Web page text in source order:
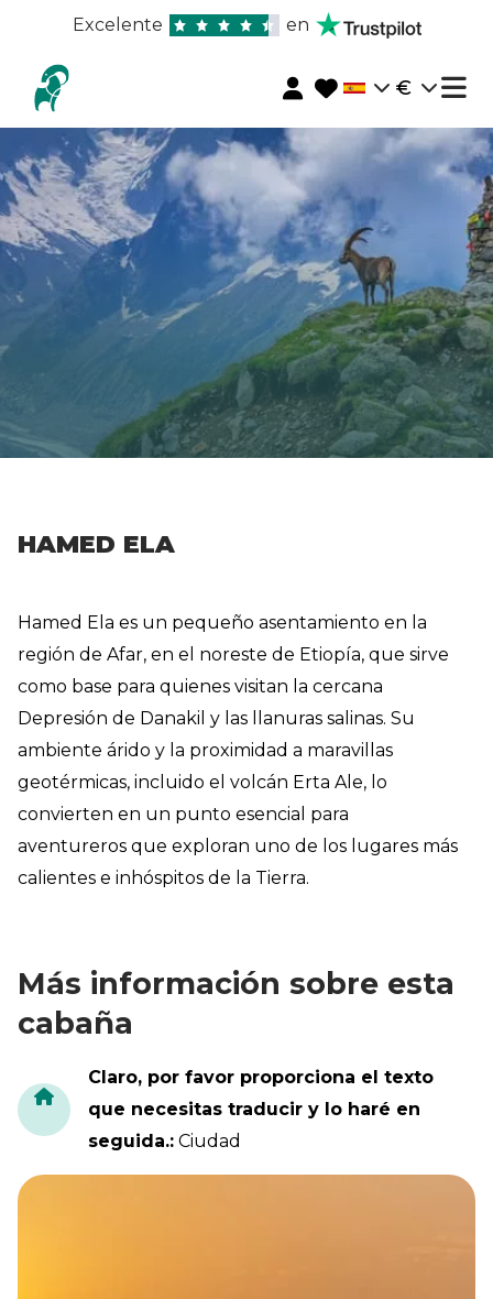
Excelente en
€
HAMED ELA
Hamed Ela es un pequeño asentamiento en la
región de Afar, en el noreste de Etiopía, que sirve
como base para quienes visitan la cercana
Depresión de Danakil y las llanuras salinas. Su
ambiente árido y la proximidad a maravillas
geotérmicas, incluido el volcán Erta Ale, lo
convierten en un punto esencial para
aventureros que exploran uno de los lugares más
calientes e inhóspitos de la Tierra.
Más información sobre esta
cabaña
Claro, por favor proporciona el texto
que necesitas traducir y lo haré en
seguida.: Ciudad